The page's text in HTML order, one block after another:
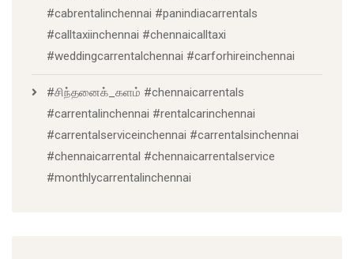
#cabrentalinchennai #panindiacarrentals
#calltaxiinchennai #chennaicalltaxi
#weddingcarrentalchennai #carforhireinchennai
#சிந்தனைக்_களம் #chennaicarrentals
#carrentalinchennai #rentalcarinchennai
#carrentalserviceinchennai #carrentalsinchennai
#chennaicarrental #chennaicarrentalservice
#monthlycarrentalinchennai